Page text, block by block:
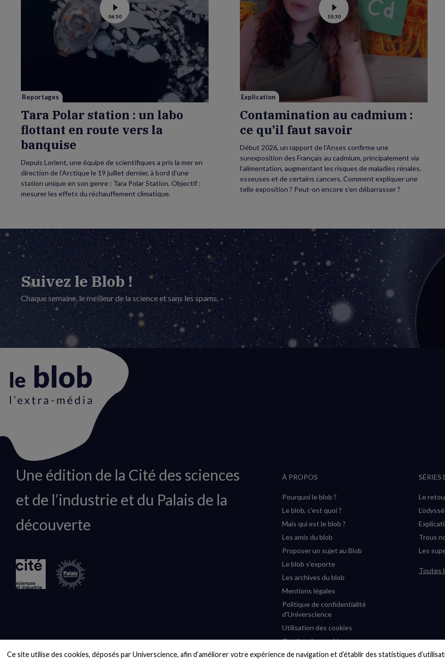
Ce site utilise des cookies, déposés par Universcience, afin d’améliorer votre expérience de navigation et d’établir des statistiques
Voir
la
vidéo
de
Tara
Polar
station
:
la
06:50
Reportages
Tara Polar station : un labo
flottant en route vers la
banquise
Depuis Lorient, une équipe de scientifiques a pris la mer en
direction de l’Arctique le 19 juillet dernier, à bord d’une
station unique en son genre : Tara Polar Station. Objectif :
mesurer les effets du réchauffement climatique.
Voir
la
vidéo
au
cadmium :
ce
10:30
Explication
Contamination au cadmium :
ce qu’il faut savoir
Début 2026, un rapport de l’Anses confirme une
surexposition des Français au cadmium, principalement via
l’alimentation, augmentant les risques de maladies rénales,
osseuses et de certains cancers. Comment expliquer une
telle exposition ? Peut-on encore s’en débarrasser ?
Suivez le Blob !
Chaque semaine, le meilleur de la science et sans les spams.
Animation
logo
Une édition de la Cité des sciences
et de l’industrie et du Palais de la
découverte
À PROPOS
Pourquoi le blob ?
Le blob, c'est quoi ?
Mais qui est le blob ?
Les amis du blob
Proposer un sujet au Blob
Le blob s'exporte
Les archives du blob
Mentions légales
Politique de confidentialité
d'Universcience
Utilisation des cookies
Gestion des cookies
Accessibilité : partiellement
SÉRIES
Le
Trous
Les
Toutes